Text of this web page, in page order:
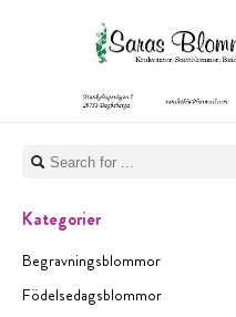
Kategorier
Begravningsblommor
Födelsedagsblommor